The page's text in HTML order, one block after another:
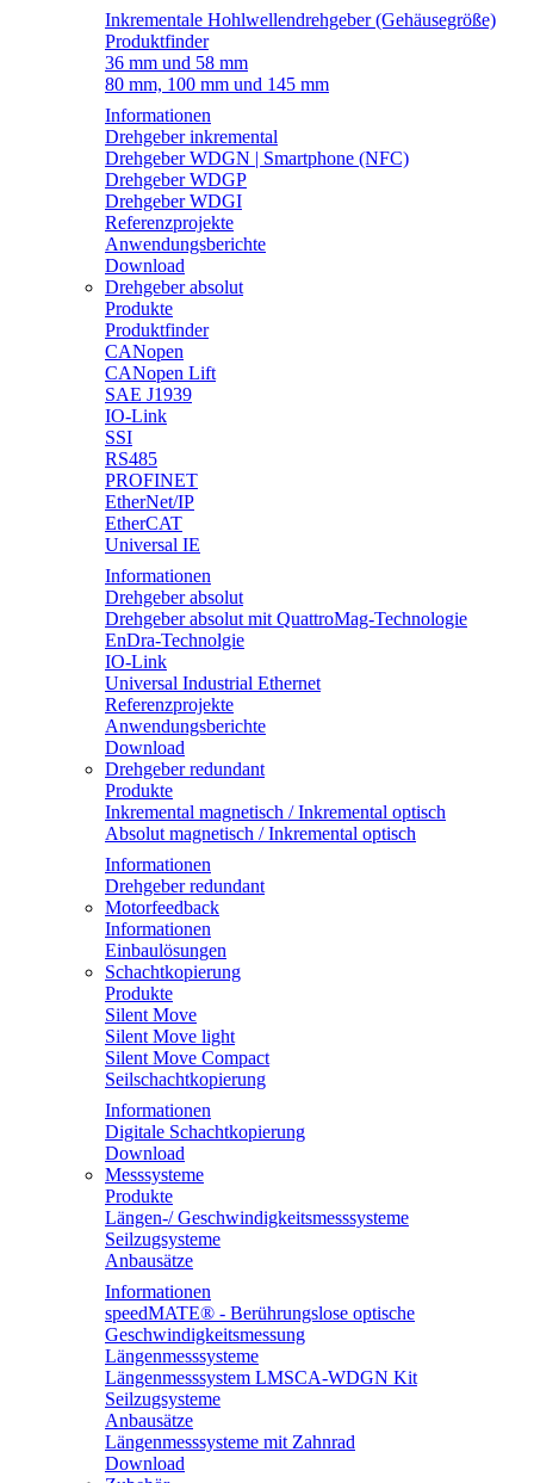
Inkrementale Hohlwellendrehgeber (Gehäusegröße)
Produktfinder
36 mm und 58 mm
80 mm, 100 mm und 145 mm
Informationen
Drehgeber inkremental
Drehgeber WDGN | Smartphone (NFC)
Drehgeber WDGP
Drehgeber WDGI
Referenzprojekte
Anwendungsberichte
Download
Drehgeber absolut
Produkte
Produktfinder
CANopen
CANopen Lift
SAE J1939
IO-Link
SSI
RS485
PROFINET
EtherNet/IP
EtherCAT
Universal IE
Informationen
Drehgeber absolut
Drehgeber absolut mit QuattroMag-Technologie
EnDra-Technolgie
IO-Link
Universal Industrial Ethernet
Referenzprojekte
Anwendungsberichte
Download
Drehgeber redundant
Produkte
Inkremental magnetisch / Inkremental optisch
Absolut magnetisch / Inkremental optisch
Informationen
Drehgeber redundant
Motorfeedback
Informationen
Einbaulösungen
Schachtkopierung
Produkte
Silent Move
Silent Move light
Silent Move Compact
Seilschachtkopierung
Informationen
Digitale Schachtkopierung
Download
Messsysteme
Produkte
Längen-/ Geschwindigkeitsmesssysteme
Seilzugsysteme
Anbausätze
Informationen
speedMATE® - Berührungslose optische
Geschwindigkeitsmessung
Längenmesssysteme
Längenmesssystem LMSCA-WDGN Kit
Seilzugsysteme
Anbausätze
Längenmesssysteme mit Zahnrad
Download